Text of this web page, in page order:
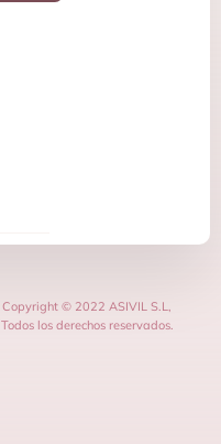
Copyright © 2022 ASIVIL S.L,
Todos los derechos reservados.